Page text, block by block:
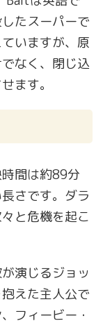
たスーパーで
いますが、原
なく、閉じ込
ます。
間は約89分
さです。ダラ
と危機を起こ
演じるジョッ
えた主人公で
フィービー・